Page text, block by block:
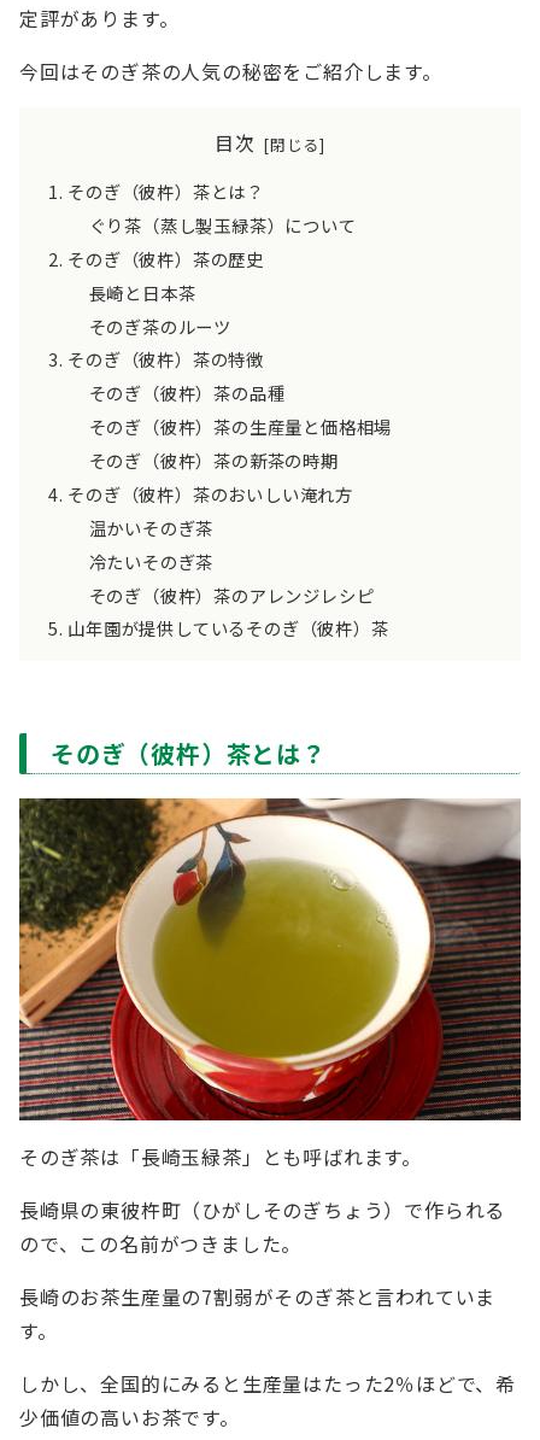
定評があります。
今回はそのぎ茶の人気の秘密をご紹介します。
目次
そのぎ（彼杵）茶とは？
ぐり茶（蒸し製玉緑茶）について
そのぎ（彼杵）茶の歴史
長崎と日本茶
そのぎ茶のルーツ
そのぎ（彼杵）茶の特徴
そのぎ（彼杵）茶の品種
そのぎ（彼杵）茶の生産量と価格相場
そのぎ（彼杵）茶の新茶の時期
そのぎ（彼杵）茶のおいしい淹れ方
温かいそのぎ茶
冷たいそのぎ茶
そのぎ（彼杵）茶のアレンジレシピ
山年園が提供しているそのぎ（彼杵）茶
そのぎ（彼杵）茶とは？
そのぎ茶は「長崎玉緑茶」とも呼ばれます。
長崎県の東彼杵町（ひがしそのぎちょう）で作られる
ので、この名前がつきました。
長崎のお茶生産量の7割弱がそのぎ茶と言われていま
す。
しかし、全国的にみると生産量はたった2％ほどで、希
少価値の高いお茶です。